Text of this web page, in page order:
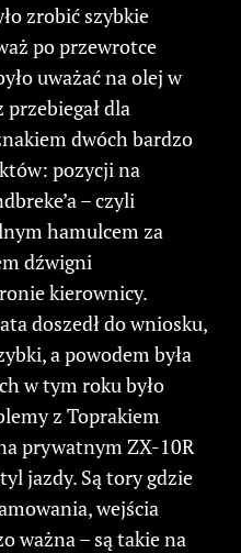
zrobić szybkie
po przewrotce
uważać na olej w
przebiegał dla
dwóch bardzo
pozycji na
– czyli
hamulcem za
dźwigni
kierownicy.
doszedł do wniosku,
a powodem była
w tym roku było
z Toprakiem
prywatnym ZX-10R
jazdy. Są tory gdzie
wejścia
ważna – są takie na